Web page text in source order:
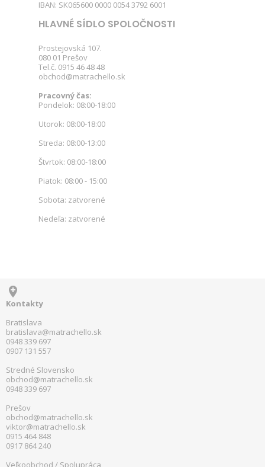
IBAN: SK065600 0000 0054 3792 6001
HLAVNÉ SÍDLO SPOLOČNOSTI
Prostejovská 107.
080 01 Prešov
Tel.č. 0915 46 48 48
obchod@matrachello.sk
Pracovný čas:
Pondelok: 08:00-18:00
Utorok: 08:00-18:00
Streda: 08:00-13:00
Štvrtok: 08:00-18:00
Piatok: 08:00 - 15:00
Sobota: zatvorené
Nedeľa: zatvorené

Kontakty
Bratislava
bratislava@matrachello.sk
0948 339 697
0907 131 557
Stredné Slovensko
obchod@matrachello.sk
0948 339 697
Prešov
obchod@matrachello.sk
viktor@matrachello.sk
0915 464 848
0917 864 240
Veľkoobchod / Spolupráca